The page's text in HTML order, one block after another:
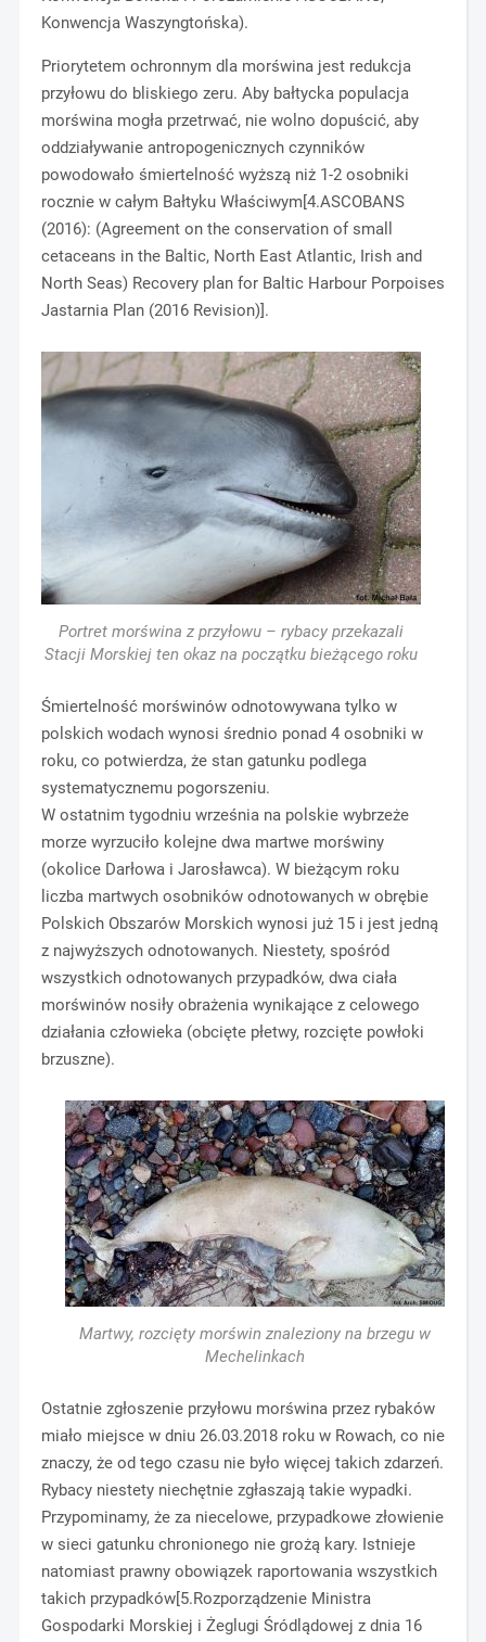
Konwencja Waszyngtońska).
Priorytetem ochronnym dla morświna jest redukcja
przyłowu do bliskiego zeru. Aby bałtycka populacja
morświna mogła przetrwać, nie wolno dopuścić, aby
oddziaływanie antropogenicznych czynników
powodowało śmiertelność wyższą niż 1-2 osobniki
rocznie w całym Bałtyku Właściwym[4.ASCOBANS
(2016): (Agreement on the conservation of small
cetaceans in the Baltic, North East Atlantic, Irish and
North Seas) Recovery plan for Baltic Harbour Porpoises
Jastarnia Plan (2016 Revision)].
Portret morświna z przyłowu – rybacy przekazali
Stacji Morskiej ten okaz na początku bieżącego roku
Śmiertelność morświnów odnotowywana tylko w
polskich wodach wynosi średnio ponad 4 osobniki w
roku, co potwierdza, że stan gatunku podlega
systematycznemu pogorszeniu.
W ostatnim tygodniu września na polskie wybrzeże
morze wyrzuciło kolejne dwa martwe morświny
(okolice Darłowa i Jarosławca). W bieżącym roku
liczba martwych osobników odnotowanych w obrębie
Polskich Obszarów Morskich wynosi już 15 i jest jedną
z najwyższych odnotowanych. Niestety, spośród
wszystkich odnotowanych przypadków, dwa ciała
morświnów nosiły obrażenia wynikające z celowego
działania człowieka (obcięte płetwy, rozcięte powłoki
brzuszne).
Martwy, rozcięty morświn znaleziony na brzegu w
Mechelinkach
Ostatnie zgłoszenie przyłowu morświna przez rybaków
miało miejsce w dniu 26.03.2018 roku w Rowach, co nie
znaczy, że od tego czasu nie było więcej takich zdarzeń.
Rybacy niestety niechętnie zgłaszają takie wypadki.
Przypominamy, że za niecelowe, przypadkowe złowienie
w sieci gatunku chronionego nie grożą kary. Istnieje
natomiast prawny obowiązek raportowania wszystkich
takich przypadków[5.Rozporządzenie Ministra
Gospodarki Morskiej i Żeglugi Śródlądowej z dnia 16